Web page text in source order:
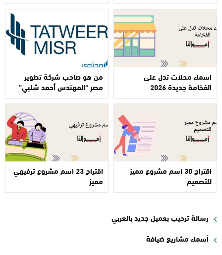
اسماء محلات تدل على
الفخامة جديدة 2026
من هو صاحب شركة تطوير
مصر “المهندس أحمد شلبي”
اقتراح 30 اسم مشروع مميز
للتصميم
اقتراح 23 اسم مشروع ترفيهي
مميز
رسالة ترحيب بعميل جديد بالعربي
أسماء مشاريع ضيافة